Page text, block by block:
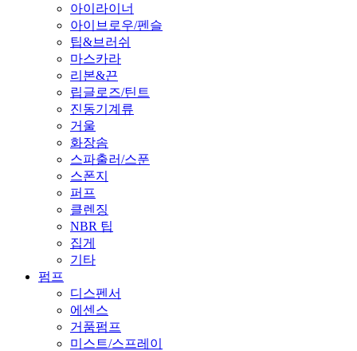
아이라이너
아이브로우/펜슬
팁&브러쉬
마스카라
리본&끈
립글로즈/틴트
진동기계류
거울
화장솜
스파출러/스푼
스폰지
퍼프
클렌징
NBR 팁
집게
기타
펌프
디스펜서
에센스
거품펌프
미스트/스프레이